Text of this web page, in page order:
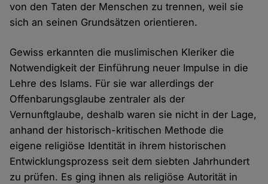
von den Taten der Menschen zu trennen, weil sie
sich an seinen Grundsätzen orientieren.
Gewiss erkannten die muslimischen Kleriker die
Notwendigkeit der Einführung neuer Impulse in die
Lehre des Islams. Für sie war allerdings der
Offenbarungsglaube zentraler als der
Vernunftglaube, deshalb waren sie nicht in der Lage,
anhand der historisch-kritischen Methode die
eigene religiöse Identität in ihrem historischen
Entwicklungsprozess seit dem siebten Jahrhundert
zu prüfen. Es ging ihnen als religiöse Autorität in